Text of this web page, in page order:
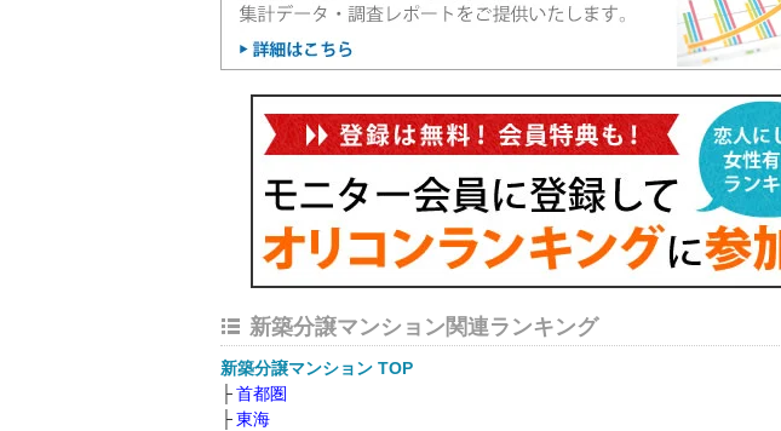
新築分譲マンション関連ランキング
新築分譲マンション TOP
首都圏
東海